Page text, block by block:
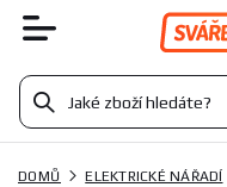
DOMŮ ELEKTRICKÉ NÁŘADÍ